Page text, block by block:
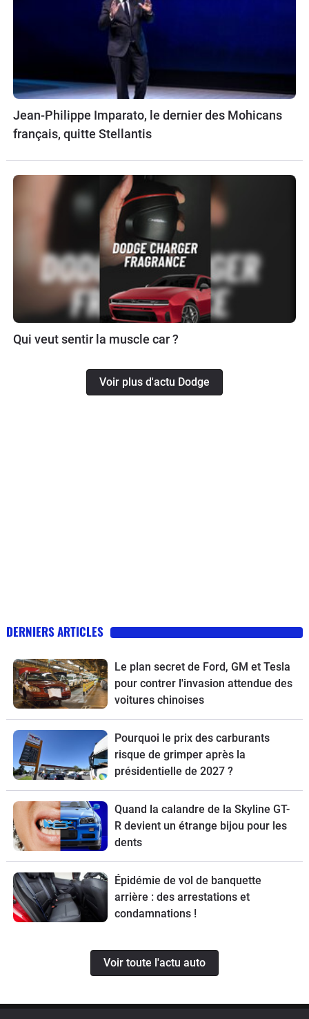
Jean-Philippe Imparato, le dernier des Mohicans
français, quitte Stellantis
Qui veut sentir la muscle car ?
Voir plus d'actu Dodge
DERNIERS ARTICLES
Le plan secret de Ford, GM et Tesla
pour contrer l'invasion attendue des
voitures chinoises
Pourquoi le prix des carburants
risque de grimper après la
présidentielle de 2027 ?
Quand la calandre de la Skyline GT-
R devient un étrange bijou pour les
dents
Épidémie de vol de banquette
arrière : des arrestations et
condamnations !
Voir toute l'actu auto